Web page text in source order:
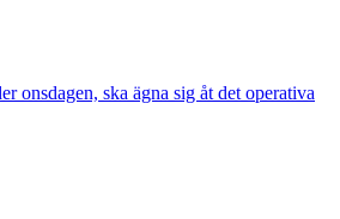
ska ägna sig åt det operativa